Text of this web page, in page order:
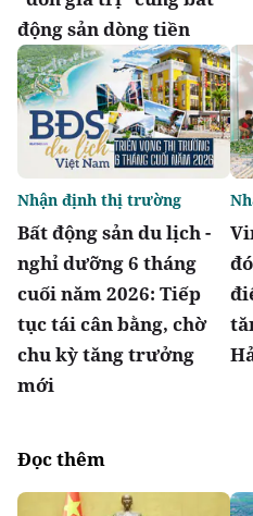
động sản dòng tiền
Bất động sản du lịch -
nghỉ dưỡng 6 tháng
cuối năm 2026: Tiếp
tục tái cân bằng, chờ
chu kỳ tăng trưởng
mới
Nhận định thị trường
Đọc thêm